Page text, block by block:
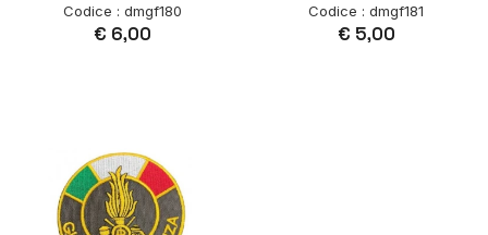
Codice : dmgf180
€ 6,00
Codice : dmgf181
€ 5,00